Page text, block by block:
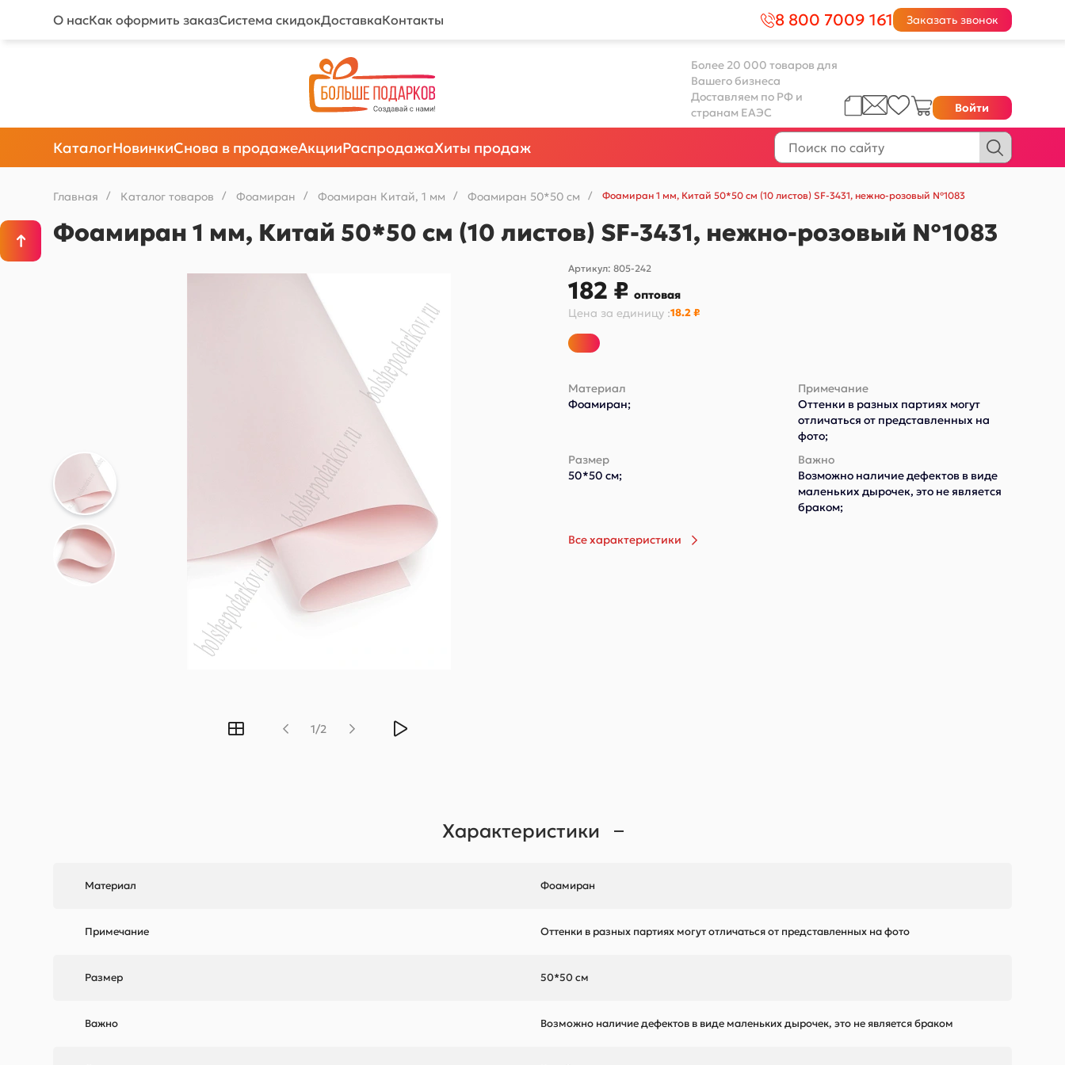
О насКак оформить заказСистема скидокДоставкаКонтакты 8 800 7009 161 Заказать звонок
Более 20 000 товаров для
Вашего бизнеса
Доставляем по РФ и
странам ЕАЭС
Войти
КаталогНовинкиСнова в продажеАкцииРаспродажаХиты продаж
Главная / Каталог товаров / Фоамиран / Фоамиран Китай, 1 мм / Фоамиран 50*50 см / Фоамиран 1 мм, Китай 50*50 см (10 листов) SF-3431, нежно-розовый №1083
Фоамиран 1 мм, Китай 50*50 см (10 листов) SF-3431, нежно-розовый №1083
1/2
Артикул:805-242
182 ₽оптовая
Цена заединицу :18.2 ₽
Материал
Фоамиран;
Примечание
Оттенки в разных партиях могут
отличаться от представленных на
фото;
Размер
50*50 см;
Важно
Возможно наличие дефектов в виде
маленьких дырочек, это не является
браком;
Все характеристики
Характеристики
Материал Фоамиран
Примечание Оттенки в разных партиях могут отличаться от представленных на фото
Размер 50*50 см
Важно Возможно наличие дефектов в виде маленьких дырочек, это не является браком